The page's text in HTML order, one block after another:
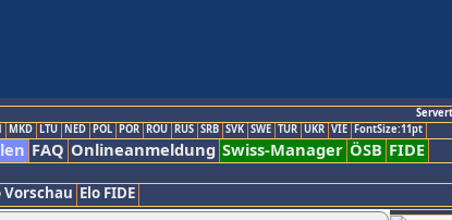
MKD LTU NED POL POR ROU RUS SRB SVK SWE TUR UKR VIE FontSize:11pt
FAQ Onlineanmeldung Swiss-Manager ÖSB FIDE
Vorschau Elo FIDE